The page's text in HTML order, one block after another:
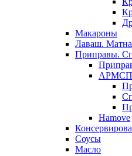
Макароны
Лаваш.
Приправы.
Hamove
Соусы
Масло